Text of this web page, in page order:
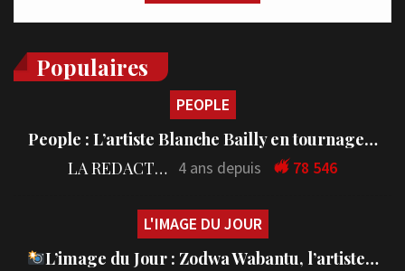
Populaires
PEOPLE
People : L’artiste Blanche Bailly en tournage…
LA REDACTION 4 ans depuis 78 546
L'IMAGE DU JOUR
L’image du Jour : Zodwa Wabantu, l’artiste…